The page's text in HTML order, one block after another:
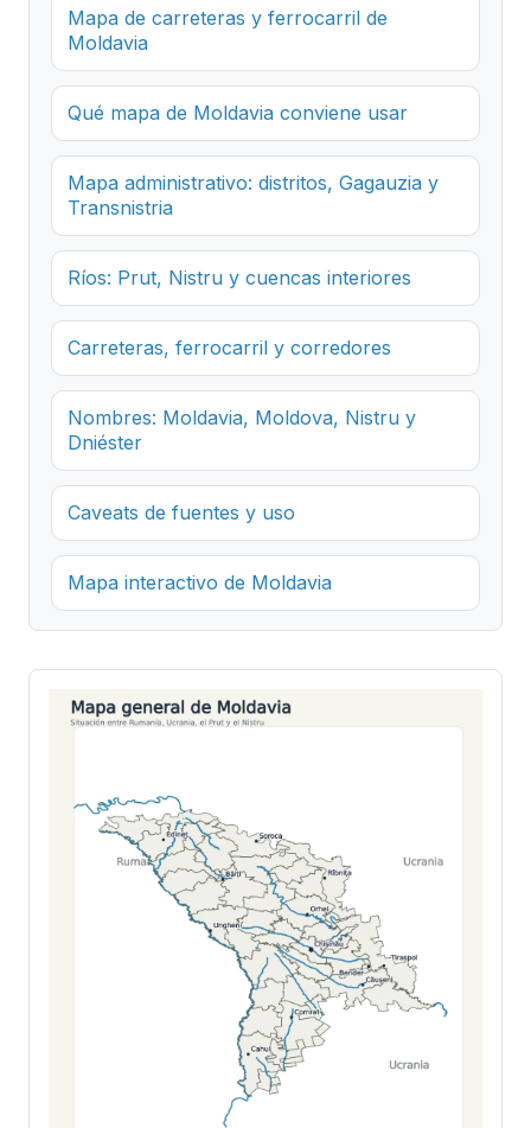
Mapa de carreteras y ferrocarril de
Moldavia
Qué mapa de Moldavia conviene usar
Mapa administrativo: distritos, Gagauzia y
Transnistria
Ríos: Prut, Nistru y cuencas interiores
Carreteras, ferrocarril y corredores
Nombres: Moldavia, Moldova, Nistru y
Dniéster
Caveats de fuentes y uso
Mapa interactivo de Moldavia